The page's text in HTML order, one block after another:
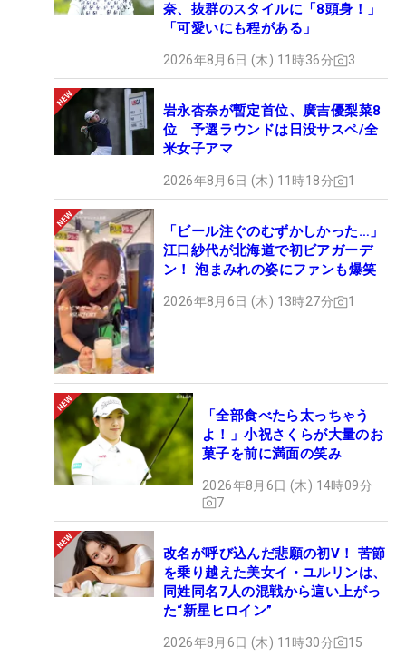
奈、抜群のスタイルに「8頭身！」
「可愛いにも程がある」
2026年8月6日 (木) 11時36分 3
岩永杏奈が暫定首位、廣吉優梨菜8
位 予選ラウンドは日没サスペ/全
米女子アマ
2026年8月6日 (木) 11時18分 1
「ビール注ぐのむずかしかった…」
江口紗代が北海道で初ビアガーデ
ン！ 泡まみれの姿にファンも爆笑
2026年8月6日 (木) 13時27分 1
「全部食べたら太っちゃう
よ！」小祝さくらが大量のお
菓子を前に満面の笑み
2026年8月6日 (木) 14時09分
7
改名が呼び込んだ悲願の初V！ 苦節
を乗り越えた美女イ・ユルリンは、
同姓同名7人の混戦から這い上がっ
た“新星ヒロイン”
2026年8月6日 (木) 11時30分 15